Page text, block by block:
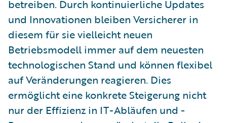
betreiben. Durch kontinuierliche Updates
und Innovationen bleiben Versicherer in
diesem für sie vielleicht neuen
Betriebsmodell immer auf dem neuesten
technologischen Stand und können flexibel
auf Veränderungen reagieren. Dies
ermöglicht eine konkrete Steigerung nicht
nur der Effizienz in IT-Abläufen und -